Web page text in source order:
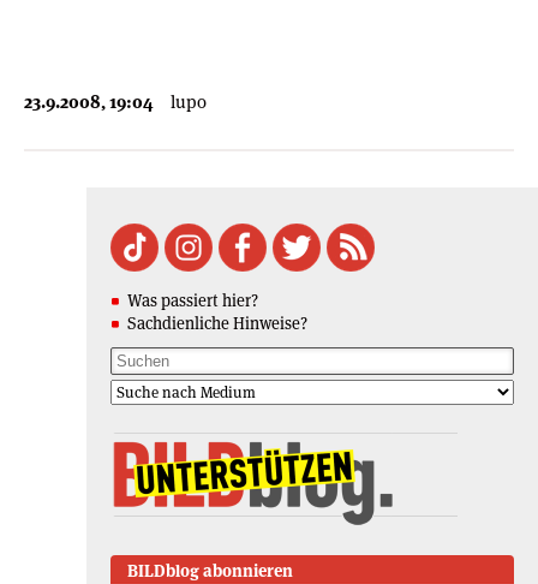
23.9.2008, 19:04 lupo
Was passiert hier?
Sachdienliche Hinweise?
BILDblog abonnieren